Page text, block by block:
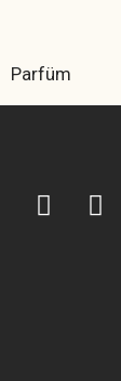
Parfüm